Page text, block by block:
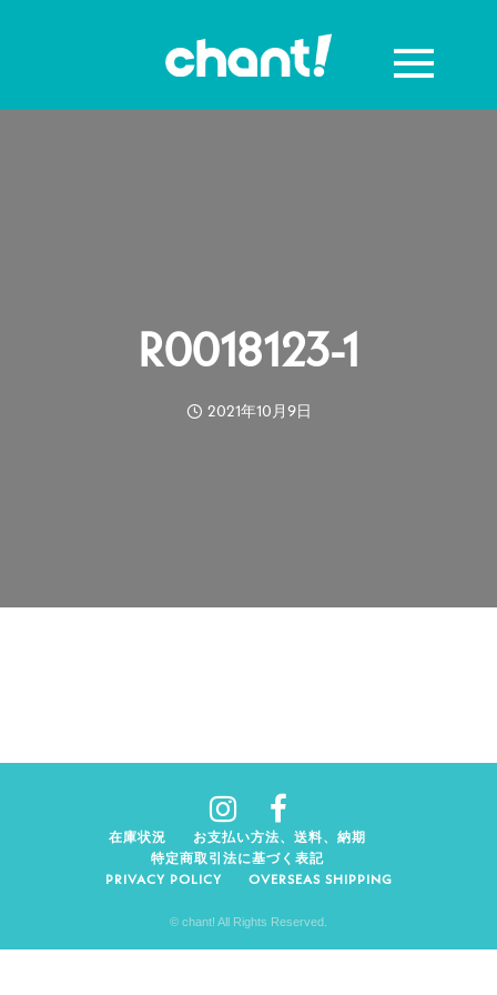
R0018123-1
2021年10月9日
在庫状況
お支払い方法、送料、納期
特定商取引法に基づく表記
PRIVACY POLICY
OVERSEAS SHIPPING
© chant! All Rights Reserved.